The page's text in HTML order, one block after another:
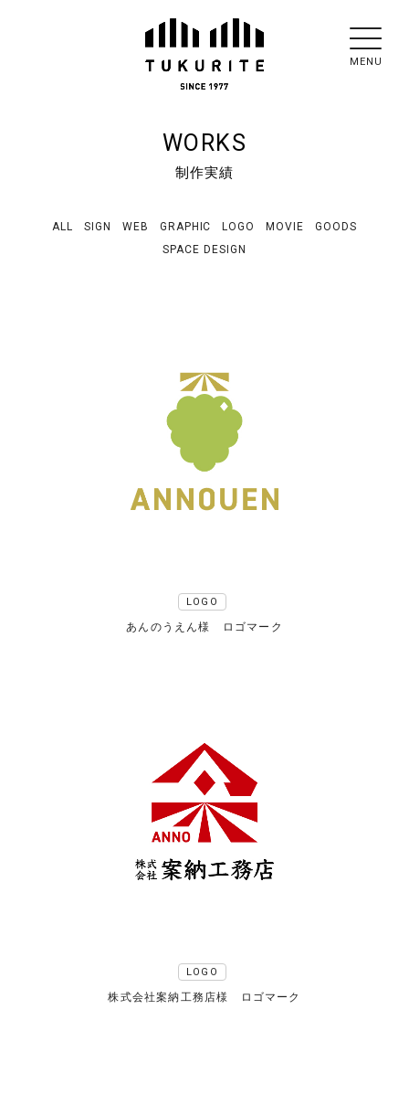
MENU
WORKS
制作実績
ALL SIGN WEB GRAPHIC LOGO MOVIE
GOODS
SPACE DESIGN
LOGO
あんのうえん様 ロゴマーク
LOGO
株式会社案納工務店様 ロゴマーク